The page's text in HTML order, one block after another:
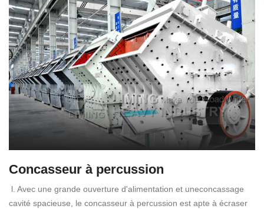
Concasseur à percussion
l. Avec une grande ouverture d'alimentation et uneconcassage
cavité spacieuse, le concasseur à percussion est apte à écraser